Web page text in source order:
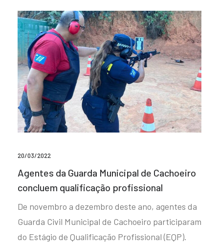
20/03/2022
Agentes da Guarda Municipal de Cachoeiro
concluem qualificação profissional
De novembro a dezembro deste ano, agentes da
Guarda Civil Municipal de Cachoeiro participaram
do Estágio de Qualificação Profissional (EQP).